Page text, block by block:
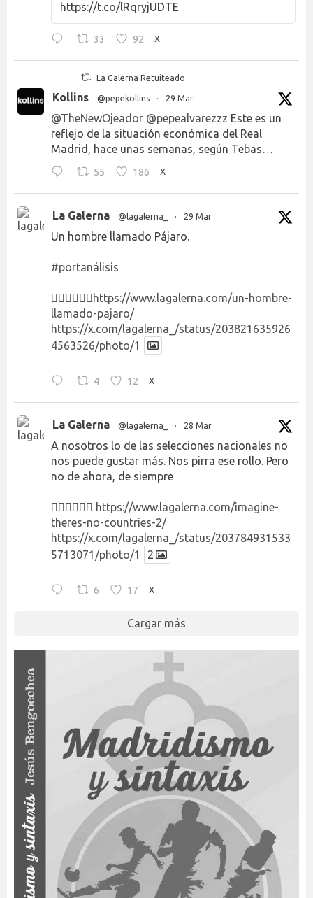
https://t.co/lRqryjUDTE
33 92 X
La Galerna Retuiteado
Kollins @pepekollins · 29 Mar
@TheNewOjeador @pepealvarezzz Este es un
reflejo de la situación económica del Real
Madrid, hace unas semanas, según Tebas…
55 186 X
La Galerna @lagalerna_ · 29 Mar
Un hombre llamado Pájaro.
#portanálisis
👉🏻👉🏻👉🏻 https://www.lagalerna.com/un-hombre-
llamado-pajaro/
https://x.com/lagalerna_/status/203821635926
4563526/photo/1
4 12 X
La Galerna @lagalerna_ · 28 Mar
A nosotros lo de las selecciones nacionales no
nos puede gustar más. Nos pirra ese rollo. Pero
no de ahora, de siempre
👉🏻👉🏻👉🏻 https://www.lagalerna.com/imagine-
theres-no-countries-2/
https://x.com/lagalerna_/status/203784931533
5713071/photo/1
2
6 17 X
Cargar más